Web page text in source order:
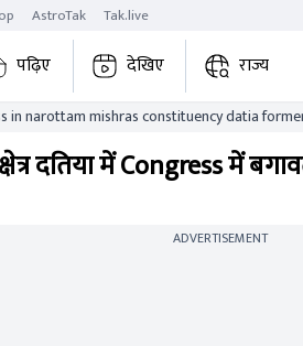
AstroTak Tak.live
पढ़िए देखिए राज्य
in narottam mishras constituency datia
दतिया में Congress में
ADVERTISEMENT